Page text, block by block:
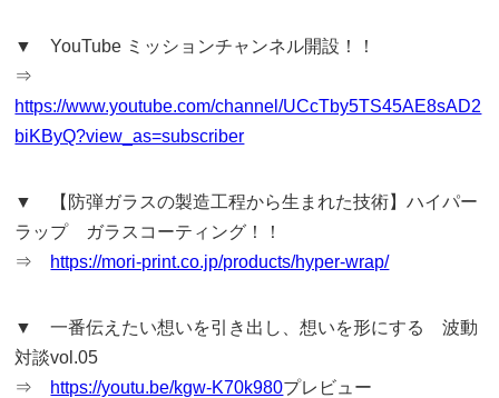
▼ YouTube ミッションチャンネル開設！！
⇒
https://www.youtube.com/channel/UCcTby5TS45AE8sAD2
biKByQ?view_as=subscriber
▼ 【防弾ガラスの製造工程から生まれた技術】ハイパー
ラップ ガラスコーティング！！
⇒ https://mori-print.co.jp/products/hyper-wrap/
▼ 一番伝えたい想いを引き出し、想いを形にする 波動
対談vol.05
⇒ https://youtu.be/kgw-K70k980プレビュー